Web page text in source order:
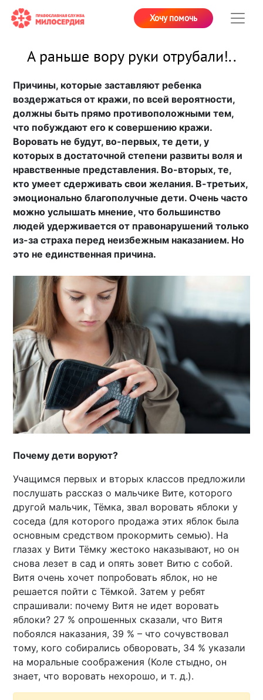
Хочу помочь
А раньше вору руки отрубали!..
Причины, которые заставляют ребенка
воздержаться от кражи, по всей вероятности,
должны быть прямо противоположными тем,
что побуждают его к совершению кражи.
Воровать не будут, во-первых, те дети, у
которых в достаточной степени развиты воля и
нравственные представления. Во-вторых, те,
кто умеет сдерживать свои желания. В-третьих,
эмоционально благополучные дети. Очень часто
можно услышать мнение, что большинство
людей удерживается от правонарушений только
из-за страха перед неизбежным наказанием. Но
это не единственная причина.
Почему дети воруют?
Учащимся первых и вторых классов предложили
послушать рассказ о мальчике Вите, которого
другой мальчик, Тёмка, звал воровать яблоки у
соседа (для которого продажа этих яблок была
основным средством прокормить семью). На
глазах у Вити Тёмку жестоко наказывают, но он
снова лезет в сад и опять зовет Витю с собой.
Витя очень хочет попробовать яблок, но не
решается пойти с Тёмкой. Затем у ребят
спрашивали: почему Витя не идет воровать
яблоки? 27 % опрошенных сказали, что Витя
побоялся наказания, 39 % – что сочувствовал
тому, кого собирались обворовать, 34 % указали
на моральные соображения (Коле стыдно, он
знает, что воровать нехорошо, и т. д.).